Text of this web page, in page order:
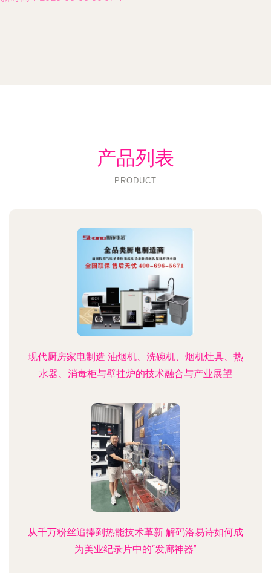
产品列表
PRODUCT
现代厨房家电制造 油烟机、洗碗机、烟机灶具、热
水器、消毒柜与壁挂炉的技术融合与产业展望
从千万粉丝追捧到热能技术革新 解码洛易诗如何成
为美业纪录片中的“发廊神器”